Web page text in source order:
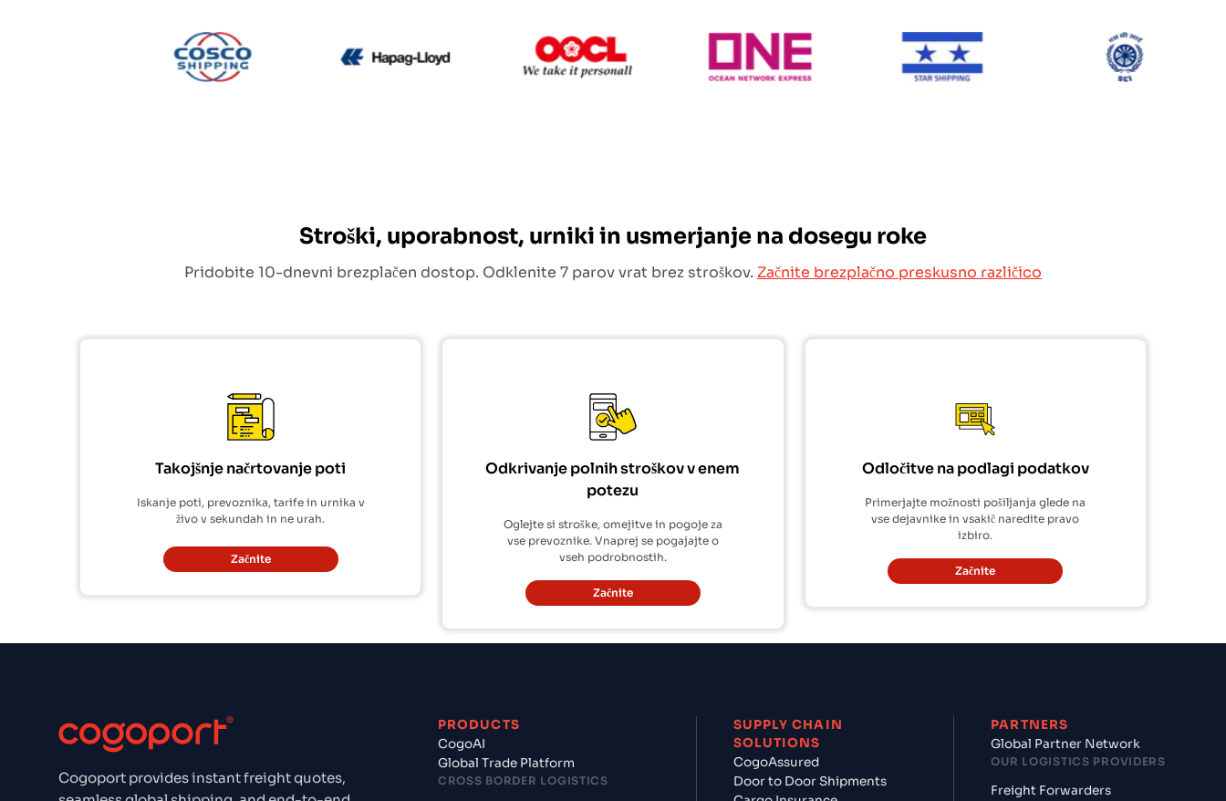
Stroški, uporabnost, urniki in usmerjanje na dosegu roke
Pridobite 10-dnevni brezplačen dostop. Odklenite 7 parov vrat brez stroškov. Začnite brezplačno preskusno različico
Takojšnje načrtovanje poti
Iskanje poti, prevoznika, tarife in urnika v
živo v sekundah in ne urah.
Začnite
Odkrivanje polnih stroškov v enem
potezu
Oglejte si stroške, omejitve in pogoje za
vse prevoznike. Vnaprej se pogajajte o
vseh podrobnostih.
Začnite
Odločitve na podlagi podatkov
Primerjajte možnosti pošiljanja glede na
vse dejavnike in vsakič naredite pravo
izbiro.
Začnite
Cogoport provides instant freight quotes,
PRODUCTS
CogoAI
Global Trade Platform
CROSS BORDER LOGISTICS
SUPPLY CHAIN
SOLUTIONS
CogoAssured
Door to Door Shipments
PARTNERS
Global Partner Network
OUR LOGISTICS PROVIDERS
Freight Forwarders